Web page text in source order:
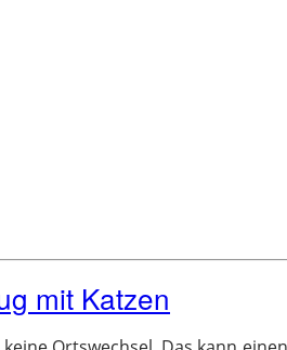
mit Katzen